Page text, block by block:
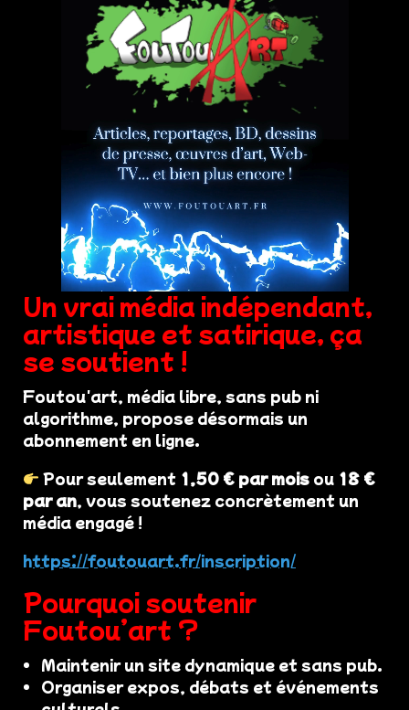
Un vrai média indépendant,
artistique et satirique, ça
se soutient !
Foutou'art, média libre, sans pub ni
algorithme, propose désormais un
abonnement en ligne.
Pour seulement 1,50 € par mois ou 18 €
par an, vous soutenez concrètement un
média engagé !
https://foutouart.fr/inscription/
Pourquoi soutenir
Foutou’art ?
Maintenir un site dynamique et sans pub.
Organiser expos, débats et événements